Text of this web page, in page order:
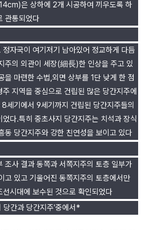
은 상하에 2개 시공하여 끼우도록 하
관통되었다
자국이 여기저기 남아있어 정교하게 다듬
주의 외관이 세장(細長)한 인상을 주고 있
을 마련한 수법,외면 상부를 1단 낮게 한 점
지역을 중심으로 건립된 많은 당간지주에
세기에서 9세기까지 건립된 당간지주들의
다.특히 중초사지 당간지주는 치석과 장식
동 당간지주와 강한 친연성을 보이고 있다
조사 결과 동쪽과 서쪽지주의 토층 일부가
고 있고 기울어진 동쪽지주의 토층에서만
선시대에 보수된 것으로 확인되었다
당간과 당간지주'중에서*